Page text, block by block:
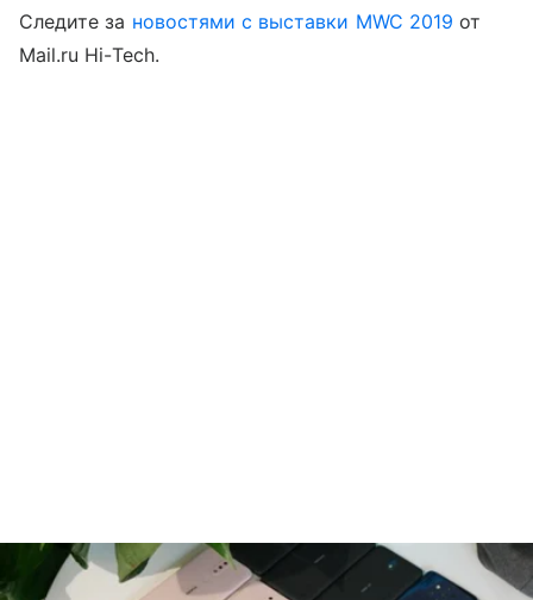
Следите за новостями с выставки MWC 2019 от
Mail.ru Hi-Tech.